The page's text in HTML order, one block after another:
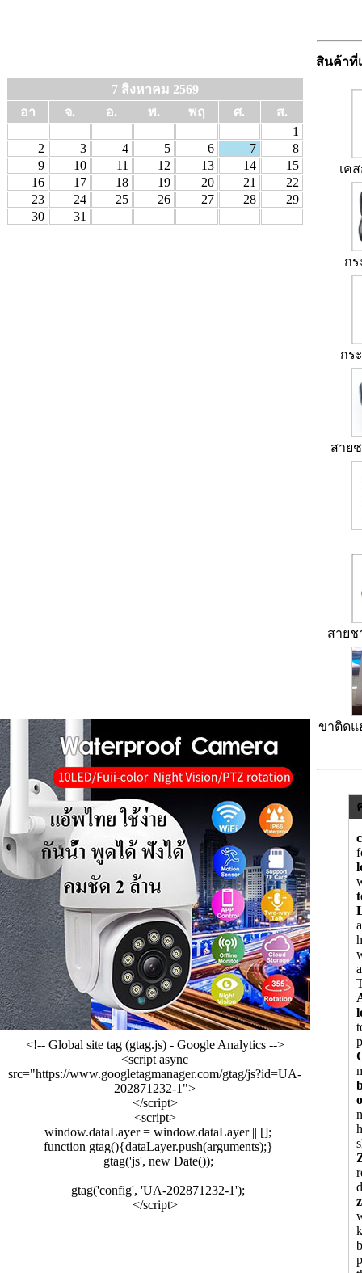
7 สิงหาคม 2569
อา
จ. อ. พ. พฤ ศ.
ส.
1
2
3 4 5 6 7
8
9
10 11 12 13 14
15
16
17 18 19 20 21
22
23
24 25 26 27 28
29
30
31
<!-- Global site tag (gtag.js) - Google Analytics -->
<script async
src="https://www.googletagmanager.com/gtag/js?id=UA-
202871232-1">
</script>
<script>
window.dataLayer = window.dataLayer || [];
function gtag(){dataLayer.push(arguments);}
gtag('js', new Date());
gtag('config', 'UA-202871232-1');
</script>
สินค้าที่
เค
กร
กร
สาย
สายช
ขาติดแ